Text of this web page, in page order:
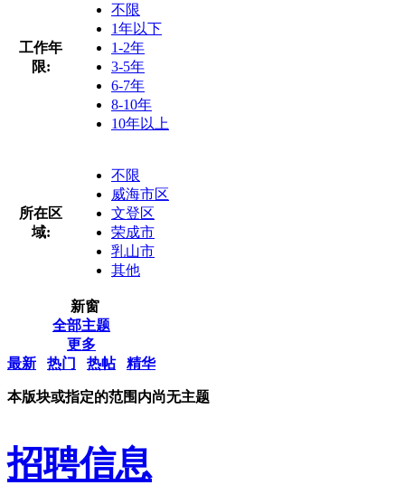
工作年
限:
不限
1年以下
1-2年
3-5年
6-7年
8-10年
10年以上
所在区
域:
不限
威海市区
文登区
荣成市
乳山市
其他
新窗
全部主题
更多
最新
热门 热帖 精华
本版块或指定的范围内尚无主题
招聘信息